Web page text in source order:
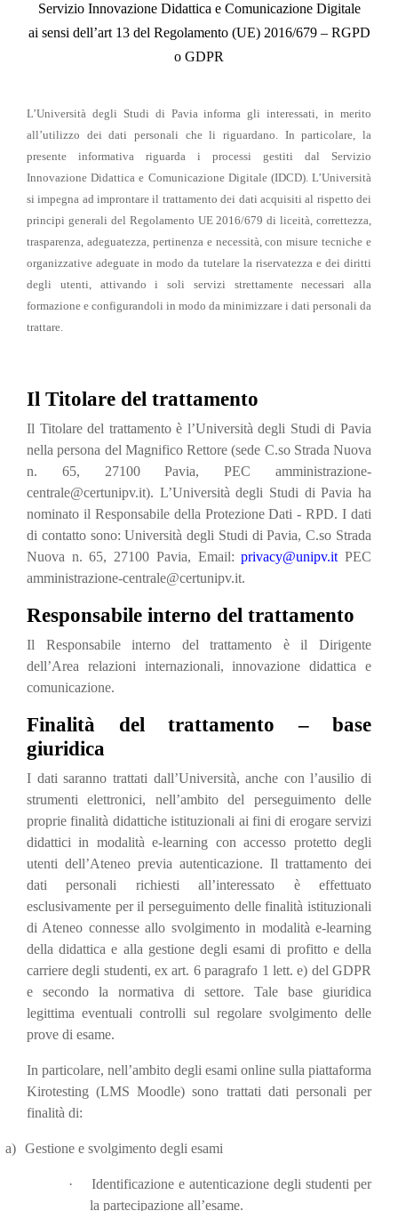
Servizio Innovazione Didattica e Comunicazione Digitale
ai sensi dell’art 13 del Regolamento (UE) 2016/679 – RGPD
o GDPR
L’Università degli Studi di Pavia informa gli interessati, in merito
all’utilizzo dei dati personali che li riguardano. In particolare, la
presente informativa riguarda i processi gestiti dal Servizio
Innovazione Didattica e Comunicazione Digitale (IDCD). L’Università
si impegna ad improntare il trattamento dei dati acquisiti al rispetto dei
principi generali del Regolamento UE 2016/679 di liceità, correttezza,
trasparenza, adeguatezza, pertinenza e necessità, con misure tecniche e
organizzative adeguate in modo da tutelare la riservatezza e dei diritti
degli utenti, attivando i soli servizi strettamente necessari alla
formazione e configurandoli in modo da minimizzare i dati personali da
trattare.
Il Titolare del trattamento
Il Titolare del trattamento è l’Università degli Studi di Pavia
nella persona del Magnifico Rettore (sede C.so Strada Nuova
n. 65, 27100 Pavia, PEC amministrazione-
centrale@certunipv.it). L’Università degli Studi di Pavia ha
nominato il Responsabile della Protezione Dati - RPD. I dati
di contatto sono: Università degli Studi di Pavia, C.so Strada
Nuova n. 65, 27100 Pavia, Email:privacy@unipv.it PEC
amministrazione-centrale@certunipv.it.
Responsabile interno del trattamento
Il Responsabile interno del trattamento è il Dirigente
dell’Area relazioni internazionali, innovazione didattica e
comunicazione.
Finalità del trattamento – base
giuridica
I dati saranno trattati dall’Università, anche con l’ausilio di
strumenti elettronici, nell’ambito del perseguimento delle
proprie finalità didattiche istituzionali ai fini di erogare servizi
didattici in modalità e-learning con accesso protetto degli
utenti dell’Ateneo previa autenticazione. Il trattamento dei
dati personali richiesti all’interessato è effettuato
esclusivamente per il perseguimento delle finalità istituzionali
di Ateneo connesse allo svolgimento in modalità e-learning
della didattica e alla gestione degli esami di profitto e della
carriere degli studenti, ex art. 6 paragrafo 1 lett. e) del GDPR
e secondo la normativa di settore. Tale base giuridica
legittima eventuali controlli sul regolare svolgimento delle
prove di esame.
In particolare, nell’ambito degli esami online sulla piattaforma
Kirotesting (LMS Moodle) sono trattati dati personali per
finalità di:
a) Gestione e svolgimento degli esami
·
Identificazione e autenticazione degli studenti per
la partecipazione all’esame.